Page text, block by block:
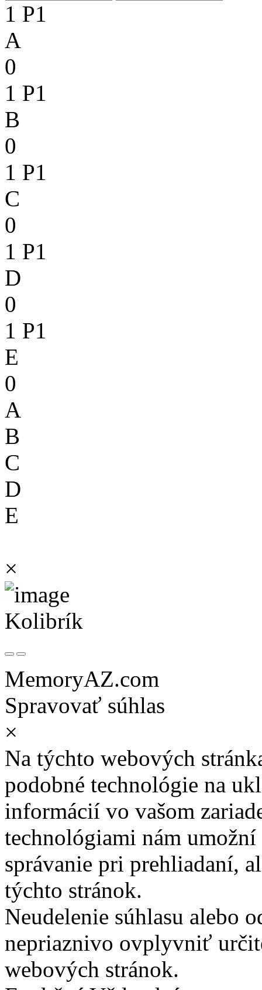
1 P1
A
0
1 P1
B
0
1 P1
C
0
1 P1
D
0
1 P1
E
0
A
B
C
D
E
×
Kolibrík
MemoryAZ.com
Spravovať súhlas
×
Na týchto webových
podobné technológie na
informácií vo vašom
technológiami nám
správanie pri prehliadaní,
týchto stránok.
Neudelenie súhlasu alebo
nepriaznivo ovplyvniť
webových stránok.